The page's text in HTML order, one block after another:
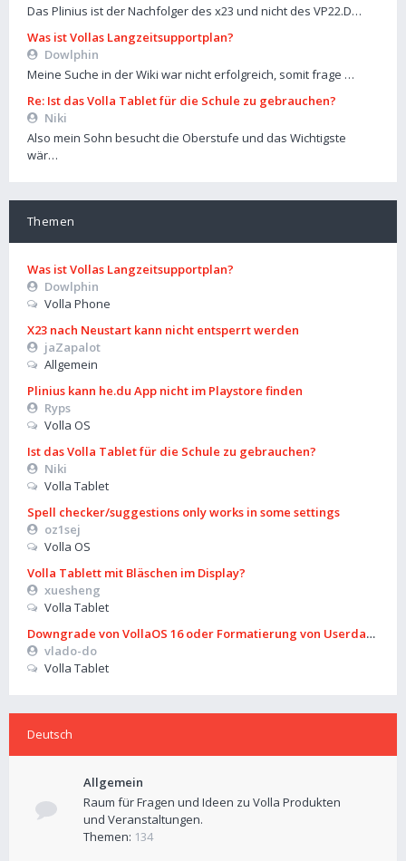
Das Plinius ist der Nachfolger des x23 und nicht des VP22.D…
Was ist Vollas Langzeitsupportplan?
Dowlphin
Meine Suche in der Wiki war nicht erfolgreich, somit frage …
Re: Ist das Volla Tablet für die Schule zu gebrauchen?
Niki
Also mein Sohn besucht die Oberstufe und das Wichtigste
wär…
Themen
Was ist Vollas Langzeitsupportplan?
Dowlphin
Volla Phone
X23 nach Neustart kann nicht entsperrt werden
jaZapalot
Allgemein
Plinius kann he.du App nicht im Playstore finden
Ryps
Volla OS
Ist das Volla Tablet für die Schule zu gebrauchen?
Niki
Volla Tablet
Spell checker/suggestions only works in some settings
oz1sej
Volla OS
Volla Tablett mit Bläschen im Display?
xuesheng
Volla Tablet
Downgrade von VollaOS 16 oder Formatierung von Userdata
vlado-do
Volla Tablet
Deutsch
Allgemein
Raum für Fragen und Ideen zu Volla Produkten
und Veranstaltungen.
Themen: 134